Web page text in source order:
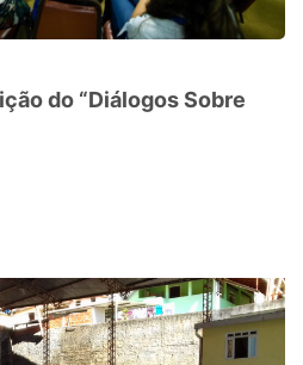
do “Diálogos Sobre